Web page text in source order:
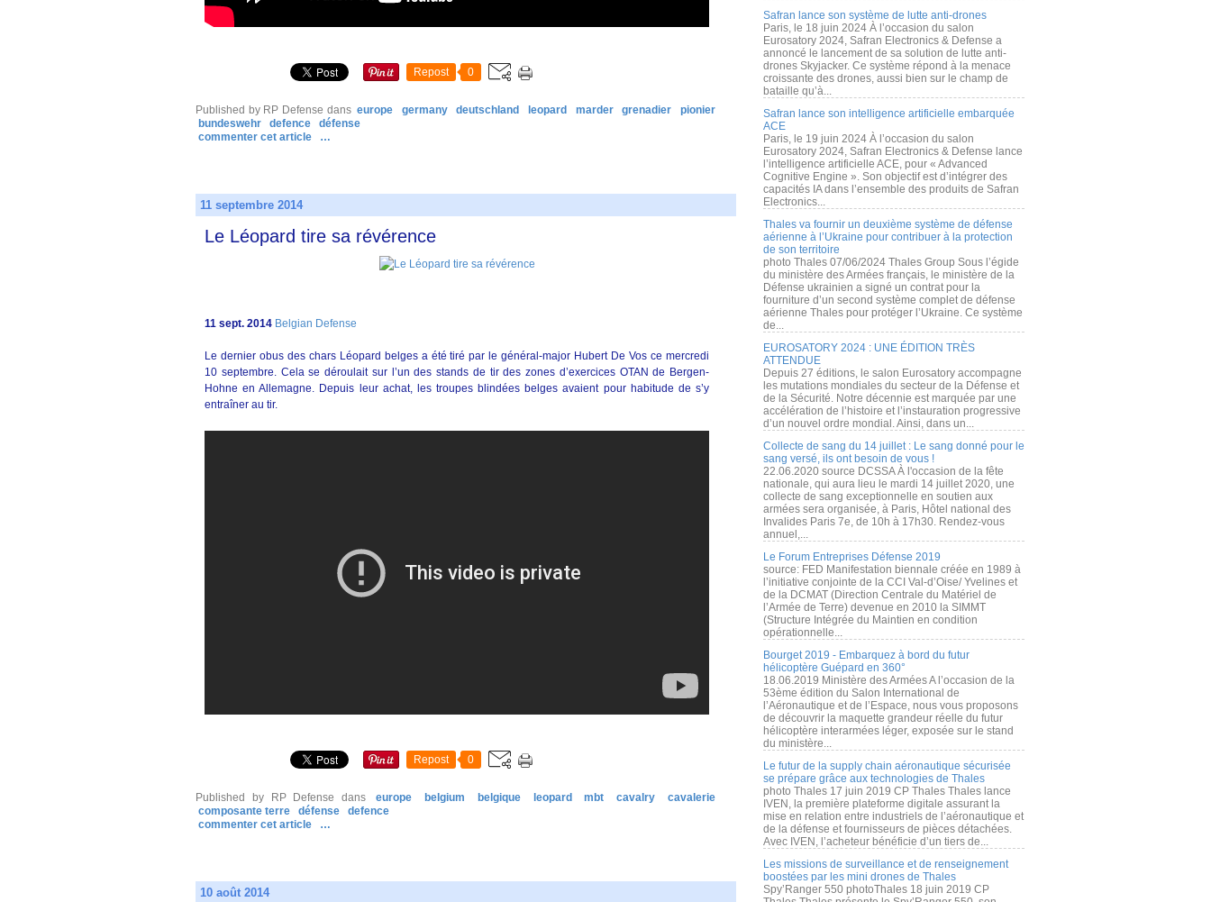
Repost 0
Published by RP Defense dans europe germany deutschland leopard marder grenadier
pionier
bundeswehr
defence
défense
commenter cet article
…
11 septembre 2014
Le Léopard tire sa révérence
11 sept. 2014 Belgian Defense
Le dernier obus des chars Léopard belges a été tiré par le général-major Hubert De Vos ce mercredi
10 septembre. Cela se déroulait sur l’un des stands de tir des zones d’exercices OTAN de Bergen-
Hohne en Allemagne. Depuis leur achat, les troupes blindées belges avaient pour habitude de s’y
entraîner au tir.
Repost 0
Published by RP Defense dans europe belgium belgique leopard mbt cavalry
cavalerie
composante terre
défense
defence
commenter cet article
…
10 août 2014
Safran lance son système de lutte anti-drones
Paris, le 18 juin 2024 À l’occasion du salon
Eurosatory 2024, Safran Electronics & Defense a
annoncé le lancement de sa solution de lutte anti-
drones Skyjacker. Ce système répond à la menace
croissante des drones, aussi bien sur le champ de
bataille qu’à...
Safran lance son intelligence artificielle embarquée
ACE
Paris, le 19 juin 2024 À l’occasion du salon
Eurosatory 2024, Safran Electronics & Defense lance
l’intelligence artificielle ACE, pour « Advanced
Cognitive Engine ». Son objectif est d’intégrer des
capacités IA dans l’ensemble des produits de Safran
Electronics...
Thales va fournir un deuxième système de défense
aérienne à l’Ukraine pour contribuer à la protection
de son territoire
photo Thales 07/06/2024 Thales Group Sous l’égide
du ministère des Armées français, le ministère de la
Défense ukrainien a signé un contrat pour la
fourniture d’un second système complet de défense
aérienne Thales pour protéger l’Ukraine. Ce système
de...
EUROSATORY 2024 : UNE ÉDITION TRÈS
ATTENDUE
Depuis 27 éditions, le salon Eurosatory accompagne
les mutations mondiales du secteur de la Défense et
de la Sécurité. Notre décennie est marquée par une
accélération de l’histoire et l’instauration progressive
d’un nouvel ordre mondial. Ainsi, dans un...
Collecte de sang du 14 juillet : Le sang donné pour le
sang versé, ils ont besoin de vous !
22.06.2020 source DCSSA À l'occasion de la fête
nationale, qui aura lieu le mardi 14 juillet 2020, une
collecte de sang exceptionnelle en soutien aux
armées sera organisée, à Paris, Hôtel national des
Invalides Paris 7e, de 10h à 17h30. Rendez-vous
annuel,...
Le Forum Entreprises Défense 2019
source: FED Manifestation biennale créée en 1989 à
l’initiative conjointe de la CCI Val-d’Oise/ Yvelines et
de la DCMAT (Direction Centrale du Matériel de
l’Armée de Terre) devenue en 2010 la SIMMT
(Structure Intégrée du Maintien en condition
opérationnelle...
Bourget 2019 - Embarquez à bord du futur
hélicoptère Guépard en 360°
18.06.2019 Ministère des Armées A l’occasion de la
53ème édition du Salon International de
l’Aéronautique et de l’Espace, nous vous proposons
de découvrir la maquette grandeur réelle du futur
hélicoptère interarmées léger, exposée sur le stand
du ministère...
Le futur de la supply chain aéronautique sécurisée
se prépare grâce aux technologies de Thales
photo Thales 17 juin 2019 CP Thales Thales lance
IVEN, la première plateforme digitale assurant la
mise en relation entre industriels de l’aéronautique et
de la défense et fournisseurs de pièces détachées.
Avec IVEN, l’acheteur bénéficie d’un tiers de...
Les missions de surveillance et de renseignement
boostées par les mini drones de Thales
Spy’Ranger 550 photoThales 18 juin 2019 CP